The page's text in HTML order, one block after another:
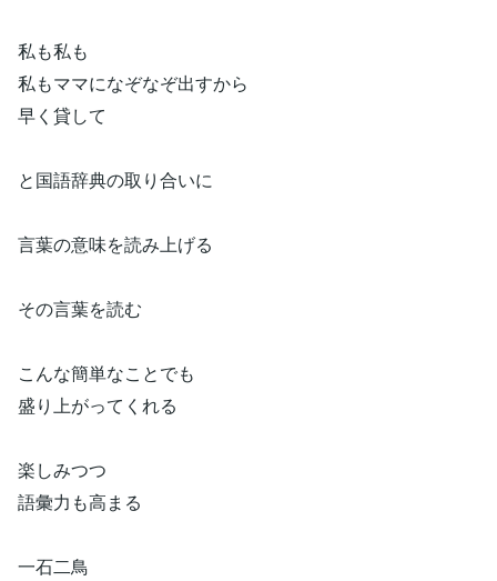
私も私も
私もママになぞなぞ出すから
早く貸して
と国語辞典の取り合いに
言葉の意味を読み上げる
その言葉を読む
こんな簡単なことでも
盛り上がってくれる
楽しみつつ
語彙力も高まる
一石二鳥